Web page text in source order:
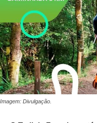
Imagem: Divulgação.